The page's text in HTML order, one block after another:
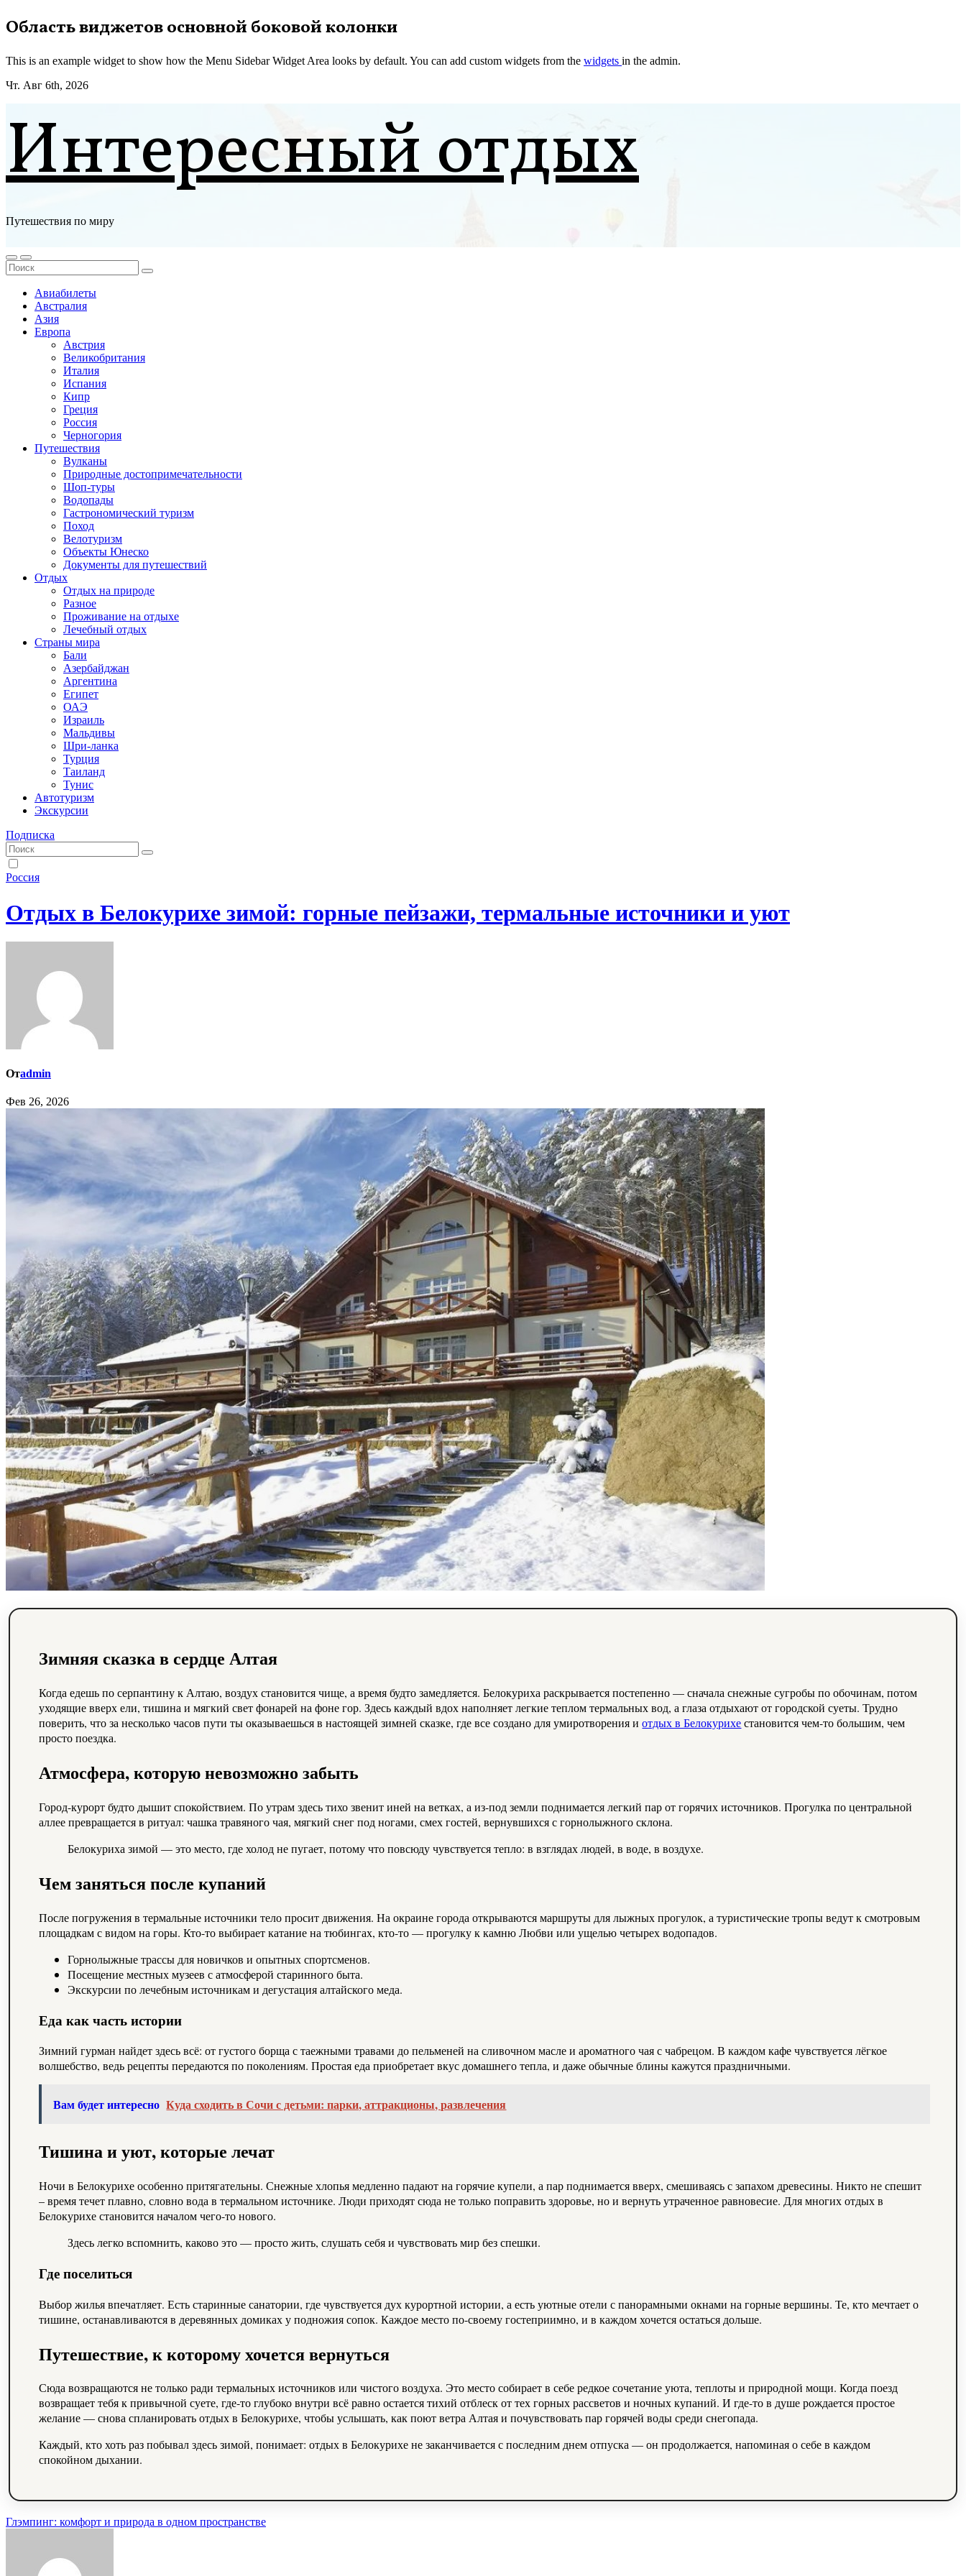
Перейти
к
Область виджетов основной боковой колонки
This is an example widget to show how the Menu Sidebar Widget Area looks by default. You can add custom widgets from the widgets in the admin.
Чт. Авг 6th, 2026
Интересный отдых
Путешествия по миру
Авиабилеты
Австралия
Азия
Европа
Австрия
Великобритания
Италия
Испания
Кипр
Греция
Россия
Черногория
Путешествия
Вулканы
Природные достопримечательности
Шоп-туры
Водопады
Гастрономический туризм
Поход
Велотуризм
Объекты Юнеско
Документы для путешествий
Отдых
Отдых на природе
Разное
Проживание на отдыхе
Лечебный отдых
Страны мира
Бали
Азербайджан
Аргентина
Египет
ОАЭ
Израиль
Мальдивы
Шри-ланка
Турция
Таиланд
Тунис
Автотуризм
Экскурсии
Подписка
Россия
Отдых в Белокурихе зимой: горные пейзажи, термальные источники и уют
Отadmin
Фев 26, 2026
Зимняя сказка в сердце Алтая
Когда едешь по серпантину к Алтаю, воздух становится чище, а время будто замедляется. Белокуриха раскрывается постепенно — сначала снежные сугробы по обочинам, потом
уходящие вверх ели, тишина и мягкий свет фонарей на фоне гор. Здесь каждый вдох наполняет легкие теплом термальных вод, а глаза отдыхают от городской суеты. Трудно
поверить, что за несколько часов пути ты оказываешься в настоящей зимней сказке, где все создано для умиротворения иотдых в Белокурихестановится чем-то большим, чем
просто поездка.
Атмосфера, которую невозможно забыть
Город-курорт будто дышит спокойствием. По утрам здесь тихо звенит иней на ветках, а из-под земли поднимается легкий пар от горячих источников. Прогулка по центральной
аллее превращается в ритуал: чашка травяного чая, мягкий снег под ногами, смех гостей, вернувшихся с горнолыжного склона.
Белокуриха зимой — это место, где холод не пугает, потому что повсюду чувствуется тепло: в взглядах людей, в воде, в воздухе.
Чем заняться после купаний
После погружения в термальные источники тело просит движения. На окраине города открываются маршруты для лыжных прогулок, а туристические тропы ведут к смотровым
площадкам с видом на горы. Кто-то выбирает катание на тюбингах, кто-то — прогулку к камню Любви или ущелью четырех водопадов.
Горнолыжные трассы для новичков и опытных спортсменов.
Посещение местных музеев с атмосферой старинного быта.
Экскурсии по лечебным источникам и дегустация алтайского меда.
Еда как часть истории
Зимний гурман найдет здесь всё: от густого борща с таежными травами до пельменей на сливочном масле и ароматного чая с чабрецом. В каждом кафе чувствуется лёгкое
волшебство, ведь рецепты передаются по поколениям. Простая еда приобретает вкус домашнего тепла, и даже обычные блины кажутся праздничными.
Вам будет интересно Куда сходить в Сочи с детьми: парки, аттракционы, развлечения
Тишина и уют, которые лечат
Ночи в Белокурихе особенно притягательны. Снежные хлопья медленно падают на горячие купели, а пар поднимается вверх, смешиваясь с запахом древесины. Никто не спешит
– время течет плавно, словно вода в термальном источнике. Люди приходят сюда не только поправить здоровье, но и вернуть утраченное равновесие. Для многих отдых в
Белокурихе становится началом чего-то нового.
Здесь легко вспомнить, каково это — просто жить, слушать себя и чувствовать мир без спешки.
Где поселиться
Выбор жилья впечатляет. Есть старинные санатории, где чувствуется дух курортной истории, а есть уютные отели с панорамными окнами на горные вершины. Те, кто мечтает о
тишине, останавливаются в деревянных домиках у подножия сопок. Каждое место по-своему гостеприимно, и в каждом хочется остаться дольше.
Путешествие, к которому хочется вернуться
Сюда возвращаются не только ради термальных источников или чистого воздуха. Это место собирает в себе редкое сочетание уюта, теплоты и природной мощи. Когда поезд
возвращает тебя к привычной суете, где-то глубоко внутри всё равно остается тихий отблеск от тех горных рассветов и ночных купаний. И где-то в душе рождается простое
желание — снова спланировать отдых в Белокурихе, чтобы услышать, как поют ветра Алтая и почувствовать пар горячей воды среди снегопада.
Каждый, кто хоть раз побывал здесь зимой, понимает: отдых в Белокурихе не заканчивается с последним днем отпуска — он продолжается, напоминая о себе в каждом
спокойном дыхании.
Навигация
записям
Глэмпинг: комфорт и природа в одном пространстве